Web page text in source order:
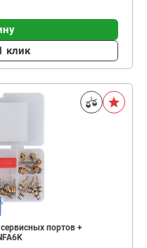
клик
портов +